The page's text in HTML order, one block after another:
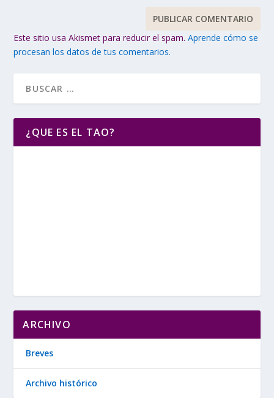
Este sitio usa Akismet para reducir el spam.Aprende cómo se
procesan los datos de tus comentarios.
¿QUE ES EL TAO?
ARCHIVO
Breves
Archivo histórico